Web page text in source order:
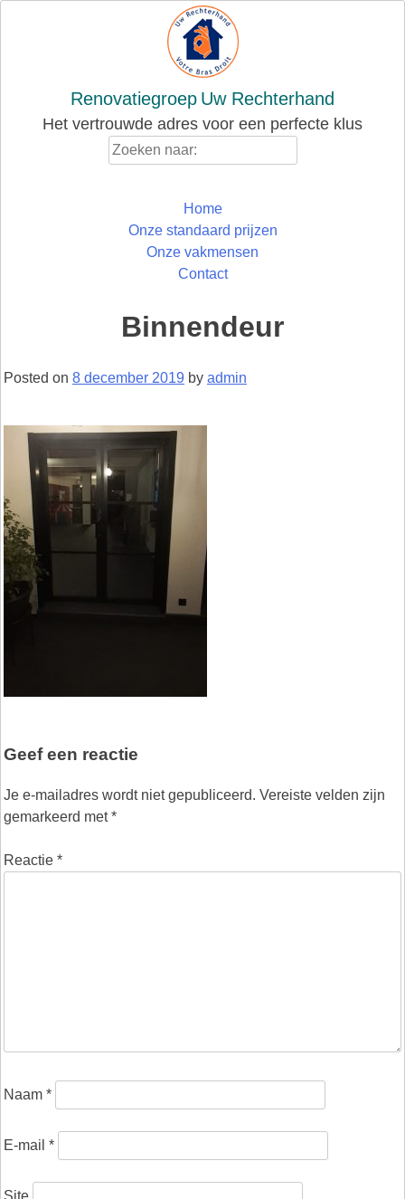
Renovatiegroep Uw Rechterhand
Het vertrouwde adres voor een perfecte klus
Home
Onze standaard prijzen
Onze vakmensen
Contact
Binnendeur
Posted on 8 december 2019 by admin
Geef een reactie
Je e-mailadres wordt niet gepubliceerd. Vereiste velden zijn
gemarkeerd met*
Reactie *
Naam *
E-mail *
Site